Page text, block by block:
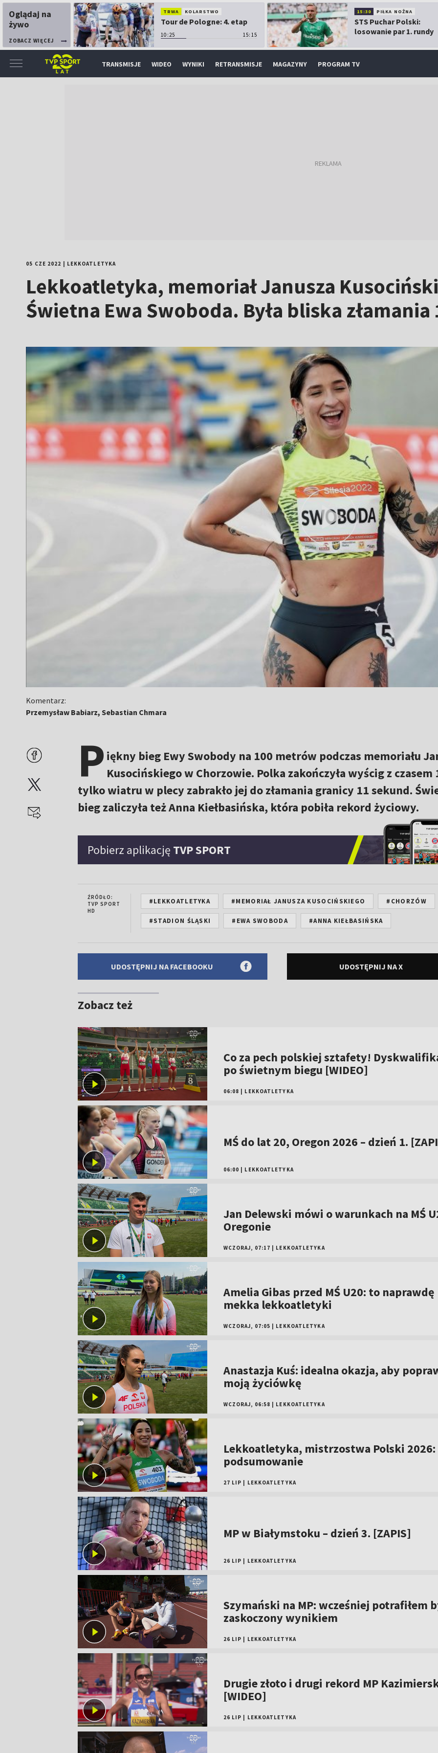
Oglądaj na
żywo
ZOBACZ WIĘCEJ
TRWA KOLARSTWO
Tour de Pologne: 4. etap
10:25 15:15
15:30 PIŁKA NOŻNA
STS Puchar Polski:
losowanie par 1. rundy
TRANSMISJE WIDEO WYNIKI RETRANSMISJE MAGAZYNY PROGRAM TV
05 CZE 2022 LEKKOATLETYKA
Lekkoatletyka, memoriał Janusza
Świetna Ewa Swoboda. Była bliska złamania
Komentarz:
Przemysław Babiarz, Sebastian Chmara
P iękny bieg Ewy Swobody na 100 metrów podczas memoriału
Kusocińskiego w Chorzowie. Polka zakończyła wyścig z czasem
tylko wiatru w plecy zabrakło jej do złamania granicy 11 sekund.
bieg zaliczyła też Anna Kiełbasińska, która pobiła rekord życiowy.
Pobierz aplikację TVP SPORT
ŹRÓDŁO:
TVP SPORT
HD
#LEKKOATLETYKA #MEMORIAŁ JANUSZA KUSOCIŃSKIEGO #CHORZÓW
#STADION ŚLĄSKI #EWA SWOBODA #ANNA KIEŁBASIŃSKA
UDOSTĘPNIJ NA FACEBOOKU UDOSTĘPNIJ NA X
Zobacz też
Co za pech polskiej sztafety!
po świetnym biegu [WIDEO]
06:08 LEKKOATLETYKA
MŚ do lat 20, Oregon 2026 – dzień 1.
06:00 LEKKOATLETYKA
Jan Delewski mówi o warunkach na MŚ
Oregonie
WCZORAJ, 07:17 LEKKOATLETYKA
Amelia Gibas przed MŚ U20: to naprawdę
mekka lekkoatletyki
WCZORAJ, 07:05 LEKKOATLETYKA
Anastazja Kuś: idealna okazja, aby
moją życiówkę
WCZORAJ, 06:58 LEKKOATLETYKA
Lekkoatletyka, mistrzostwa Polski 2026:
podsumowanie
27 LIP LEKKOATLETYKA
MP w Białymstoku – dzień 3. [ZAPIS]
26 LIP LEKKOATLETYKA
Szymański na MP: wcześniej potrafiłem
zaskoczony wynikiem
26 LIP LEKKOATLETYKA
Drugie złoto i drugi rekord MP
[WIDEO]
26 LIP LEKKOATLETYKA